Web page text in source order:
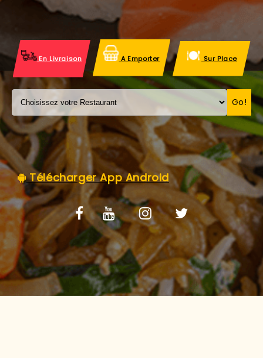
VOS AVIS
MENTIONS LÉGALES
C.G.V
En Livraison A Emporter Sur Place
Go!
Télécharger App Android